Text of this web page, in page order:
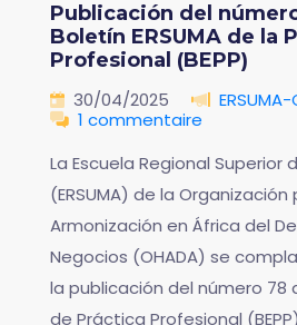
Publicación del
Boletín ERSUMA de la
Profesional (BEPP)
30/04/2025
1 commentaire
La Escuela Regional Superior
(ERSUMA) de la Organización
Armonización en África del
Negocios (OHADA) se
la publicación del número 78
de Práctica Profesional